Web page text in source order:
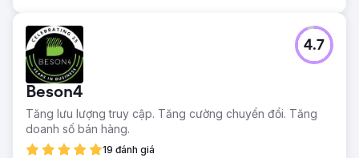
Tổng số khách hàng tiềm năng Tăng 244% về Khách
hàng tiềm năng trên mạng xã hội
Beson4
Tăng lưu lượng truy cập. Tăng cường chuyển đổi. Tăng
doanh số bán hàng.
19 đánh giá
4.7